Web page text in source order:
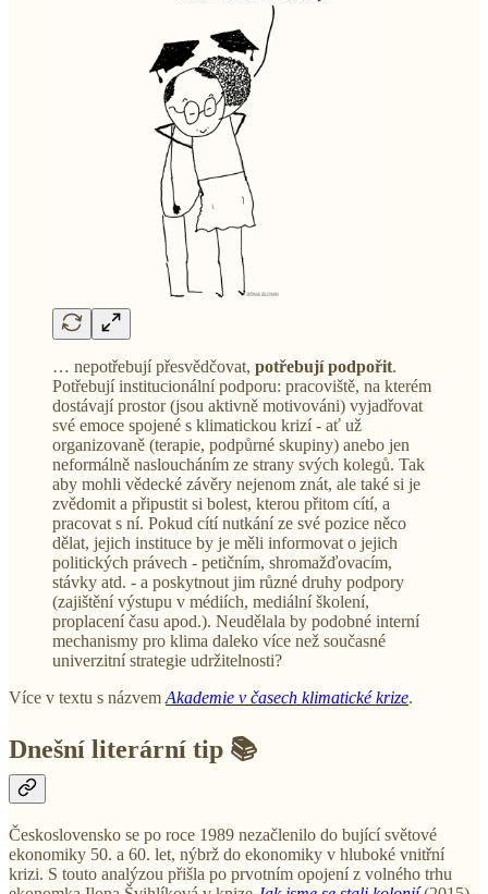
… nepotřebují přesvědčovat, potřebují podpořit.
Potřebují institucionální podporu: pracoviště, na kterém
dostávají prostor (jsou aktivně motivováni) vyjadřovat
své emoce spojené s klimatickou krizí - ať už
organizovaně (terapie, podpůrné skupiny) anebo jen
neformálně nasloucháním ze strany svých kolegů. Tak
aby mohli vědecké závěry nejenom znát, ale také si je
zvědomit a připustit si bolest, kterou přitom cítí, a
pracovat s ní. Pokud cítí nutkání ze své pozice něco
dělat, jejich instituce by je měli informovat o jejich
politických právech - petičním, shromažďovacím,
stávky atd. - a poskytnout jim různé druhy podpory
(zajištění výstupu v médiích, mediální školení,
proplacení času apod.). Neudělala by podobné interní
mechanismy pro klima daleko více než současné
univerzitní strategie udržitelnosti?
Více v textu s názvem Akademie v časech klimatické krize.
Dnešní literární tip 📚
Československo se po roce 1989 nezačlenilo do bující světové
ekonomiky 50. a 60. let, nýbrž do ekonomiky v hluboké vnitřní
krizi. S touto analýzou přišla po prvotním opojení z volného trhu